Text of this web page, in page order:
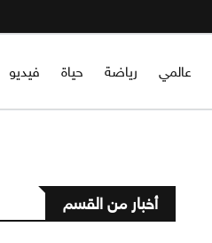
عالمي رياضة حياة فيديو
أخبار من القسم